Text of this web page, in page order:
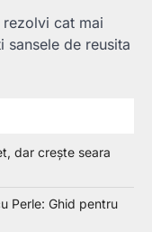
cat mai
de reusita
dar crește seara
Perle: Ghid pentru